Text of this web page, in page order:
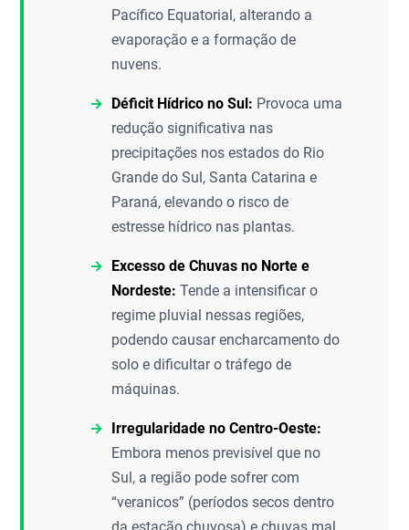
Pacífico Equatorial, alterando a
evaporação e a formação de
nuvens.
Déficit Hídrico no Sul: Provoca uma
redução significativa nas
precipitações nos estados do Rio
Grande do Sul, Santa Catarina e
Paraná, elevando o risco de
estresse hídrico nas plantas.
Excesso de Chuvas no Norte e
Nordeste: Tende a intensificar o
regime pluvial nessas regiões,
podendo causar encharcamento do
solo e dificultar o tráfego de
máquinas.
Irregularidade no Centro-Oeste:
Embora menos previsível que no
Sul, a região pode sofrer com
“veranicos” (períodos secos dentro